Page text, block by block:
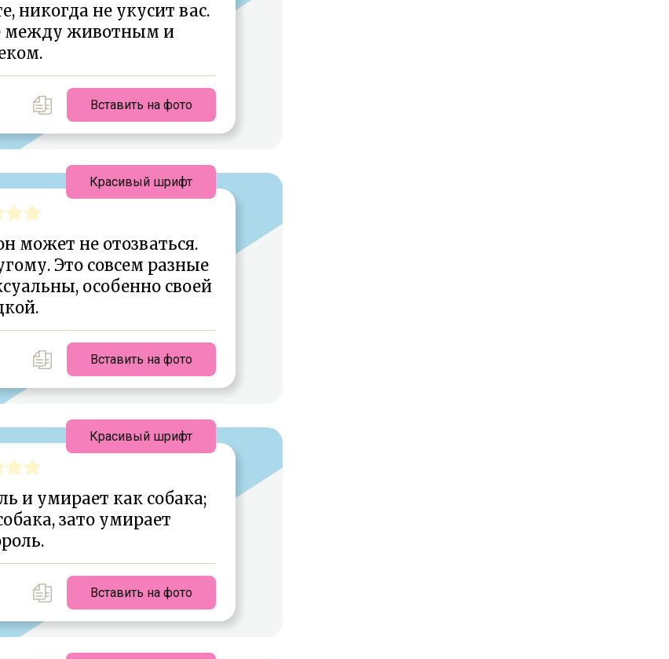
никогда не укусит вас.
между животным и
Вставить на фото
может не отозваться.
Это совсем разные
особенно своей
Вставить на фото
Красивый шрифт
и умирает как собака;
зато умирает
Вставить на фото
Красивый шрифт